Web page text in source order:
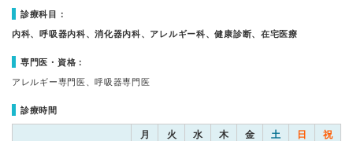
診療科目：
内科、呼吸器内科、消化器内科、アレルギー科、健康診断、在宅医療
専門医・資格：
アレルギー専門医、呼吸器専門医
診療時間
月 火 水 木 金 土 日 祝